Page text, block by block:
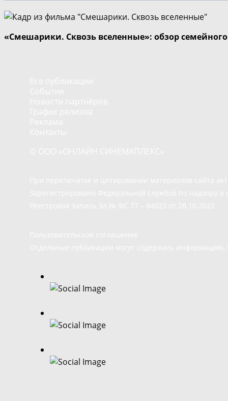
«Смешарики. Сквозь вселенные»: обзор